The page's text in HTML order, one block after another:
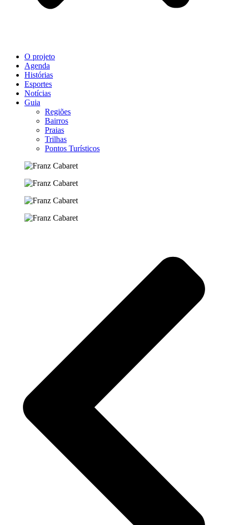
O projeto
Agenda
Histórias
Esportes
Notícias
Guia
Regiões
Bairros
Praias
Trilhas
Pontos Turísticos